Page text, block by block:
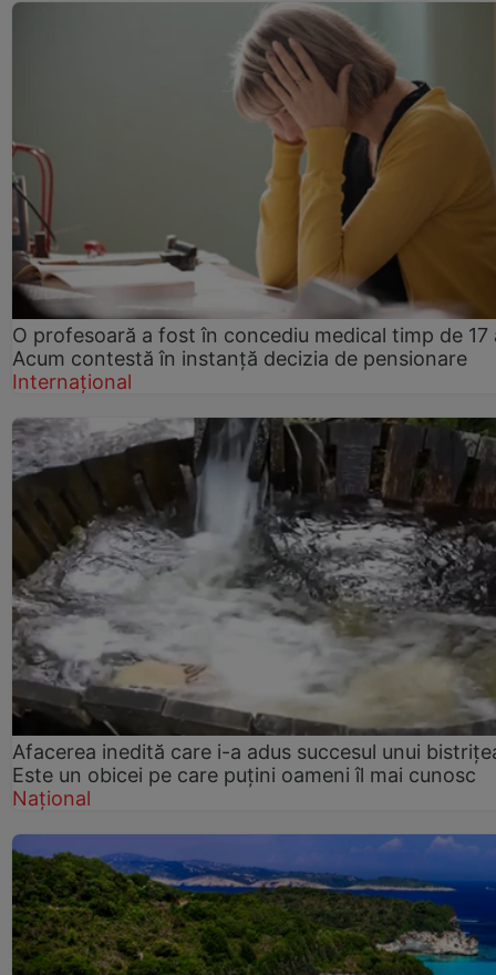
O profesoară a fost în concediu medical timp de 17
Acum contestă în instanță decizia de pensionare
Internațional
Afacerea inedită care i-a adus succesul unui
Este un obicei pe care puțini oameni îl mai cunosc
Național